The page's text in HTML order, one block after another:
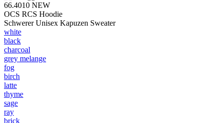
66.4010 NEW
OCS RCS Hoodie
Schwerer Unisex Kapuzen Sweater
white
black
charcoal
grey melange
fog
birch
latte
thyme
sage
ray
brick